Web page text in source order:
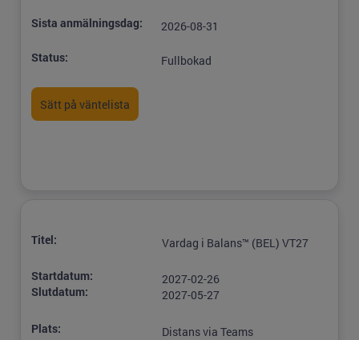
Sista anmälningsdag: 2026-08-31
Status: Fullbokad
Titel: Vardag i Balans™ (BEL) VT27
Startdatum:
Slutdatum:
2027-02-26
2027-05-27
Plats: Distans via Teams